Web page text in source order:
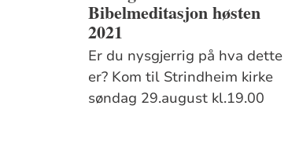
Bibelmeditasjon høsten
2021
Er du nysgjerrig på hva dette
er? Kom til Strindheim kirke
søndag 29.august kl.19.00